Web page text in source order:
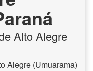
Alto Alegre
Alegre (Umuarama)